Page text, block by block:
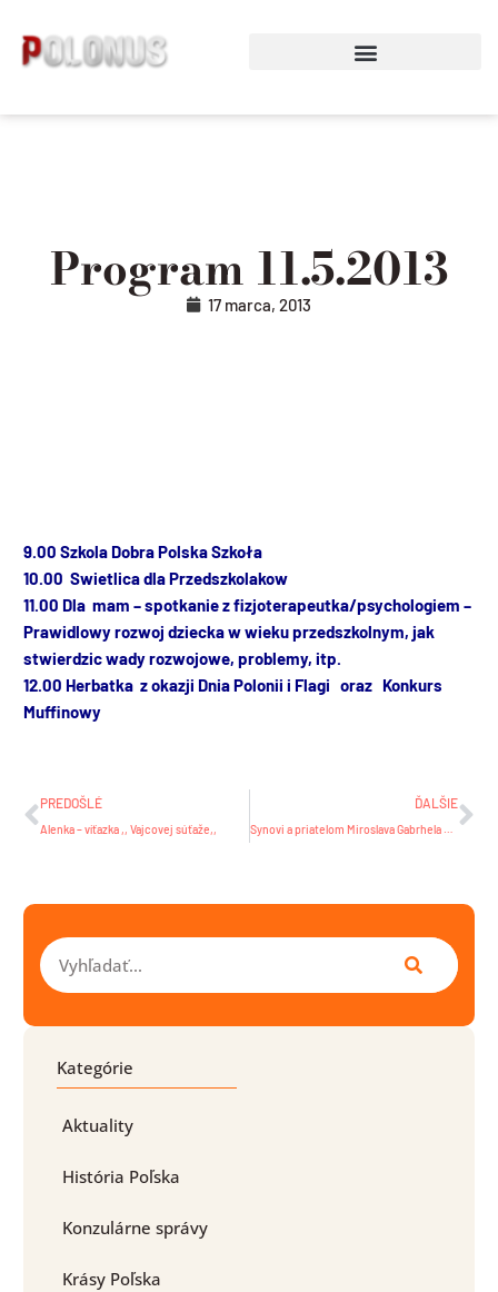
obsah
Program 11.5.2013
17 marca, 2013
9.00 Szkola Dobra Polska Szkoła
10.00 Swietlica dla Przedszkolakow
11.00 Dla mam – spotkanie z fizjoterapeutka/psychologiem –
Prawidlowy rozwoj dziecka w wieku przedszkolnym, jak
stwierdzic wady rozwojowe, problemy, itp.
12.00 Herbatka z okazji Dnia Polonii i Flagi oraz Konkurs
Muffinowy
PREDOŠLÉ
Alenka – víťazka ,, Vajcovej súťaže,,
ĎALŠIE
Synovi a priatelom Miroslava Gabrhela vyjadrujeme úprimnú sústrasť.
Vyhľadať
Kategórie
Aktuality
História Poľska
Konzulárne správy
Krásy Poľska